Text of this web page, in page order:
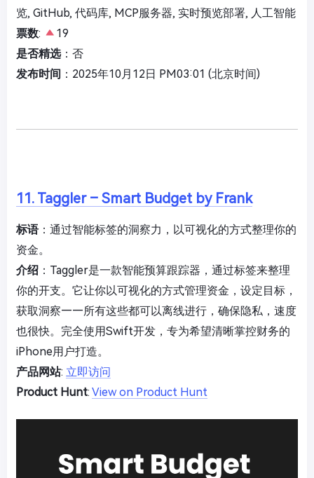
览, GitHub, 代码库, MCP服务器, 实时预览部署, 人工智能
票数:
19
是否精选：否
发布时间 ：2025年10月12日 PM03:01 (北京时间)
11. Taggler – Smart Budget by Frank
标语：通过智能标签的洞察力，以可视化的方式整理你的
资金。
介绍 ：Taggler是一款智能预算跟踪器，通过标签来整理
你的开支。它让你以可视化的方式管理资金，设定目标，
获取洞察——所有这些都可以离线进行，确保隐私，速度
也很快。完全使用Swift开发，专为希望清晰掌控财务的
iPhone用户打造。
产品网站: 立即访问
Product Hunt: View on Product Hunt